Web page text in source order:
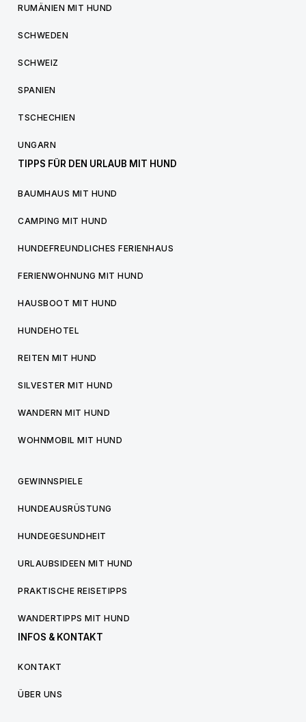
RUMÄNIEN MIT HUND
SCHWEDEN
SCHWEIZ
SPANIEN
TSCHECHIEN
UNGARN
TIPPS FÜR DEN URLAUB MIT HUND
BAUMHAUS MIT HUND
CAMPING MIT HUND
HUNDEFREUNDLICHES FERIENHAUS
FERIENWOHNUNG MIT HUND
HAUSBOOT MIT HUND
HUNDEHOTEL
REITEN MIT HUND
SILVESTER MIT HUND
WANDERN MIT HUND
WOHNMOBIL MIT HUND
GEWINNSPIELE
HUNDEAUSRÜSTUNG
HUNDEGESUNDHEIT
URLAUBSIDEEN MIT HUND
PRAKTISCHE REISETIPPS
WANDERTIPPS MIT HUND
INFOS & KONTAKT
KONTAKT
ÜBER UNS